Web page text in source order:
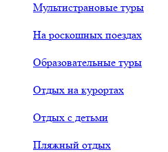
Мультистрановые туры
На роскошных поездах
Образовательные туры
Отдых на курортах
Отдых с детьми
Пляжный отдых